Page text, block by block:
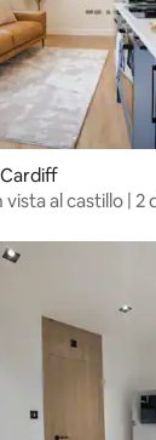
al castillo | 2